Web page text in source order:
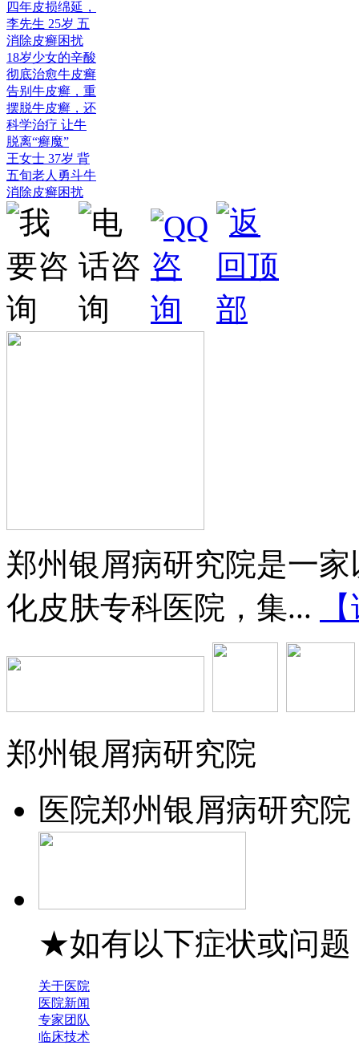
四年皮损绵延，
李先生 25岁 五
消除皮癣困扰
18岁少女的辛酸
彻底治愈牛皮癣
告别牛皮癣，重
摆脱牛皮癣，还
科学治疗 让牛
脱离“癣魔”
王女士 37岁 背
五旬老人勇斗牛
消除皮癣困扰
郑州银屑病研究院是一
化皮肤专科医院，集...
郑州银屑病研究院
医院郑州银屑病研究院
★如有以下症状或问
关于医院
医院新闻
专家团队
临床技术